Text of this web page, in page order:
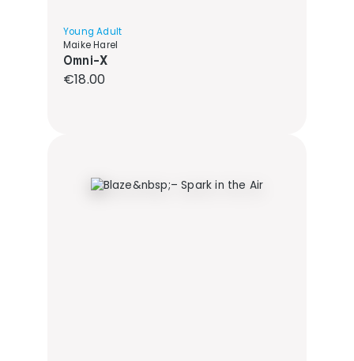
Young Adult
Maike Harel
Omni-X
Regular price:
€18.00